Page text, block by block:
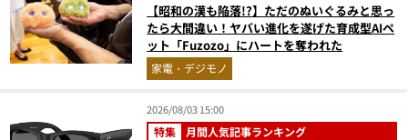
【昭和の漢も陥落!?】ただのぬいぐるみと思っ
たら大間違い！ヤバい進化を遂げた育成型AIペ
ット「Fuzozo」にハートを奪われた
家電・デジモノ
2026/08/03 15:00
特集 月間人気記事ランキング